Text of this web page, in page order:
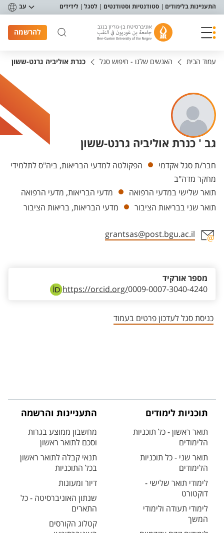
תפריט נגישות
התעניינות בלימודים סטודנטיות וסטודנטים לסגל לידידים עב
להרשמה
עמוד הבית האנשים שלנו - חיפוש סגל כנרת אוליביה גרנט-ששון
גב ' כנרת אוליביה גרנט-ששון
יחידות
חבר/ת סגל אקדמי
הפקולטה למדעי הבריאות, ביה"ס לתלמידי
מחקר מדה"ב
תואר שלישי במדעי הרפואה
מדעי הבריאות, מדעי הרפואה
תואר שני בבריאות הציבור
מדעי הבריאות, בריאות הציבור
grantsas@post.bgu.ac.il
https://orcid.org/0009-0007-3040-4240
מספר אורקיד
כניסת סגל לעדכון פרטים בעמוד
תוכניות לימודים
תואר ראשון - כל תוכניות
הלימודים
תואר שני - כל תוכניות
הלימודים
לימודי תואר שלישי -
דוקטורט
לימודי תעודה ולימודי
המשך
התעניינות והרשמה
מחשבון ממוצע בגרות
וסכם לתואר ראשון
תנאי קבלה לתואר ראשון
בכל התוכניות
דיור ומעונות
שנתון האוניברסיטה - כל
התארים
קטלוג הקורסים